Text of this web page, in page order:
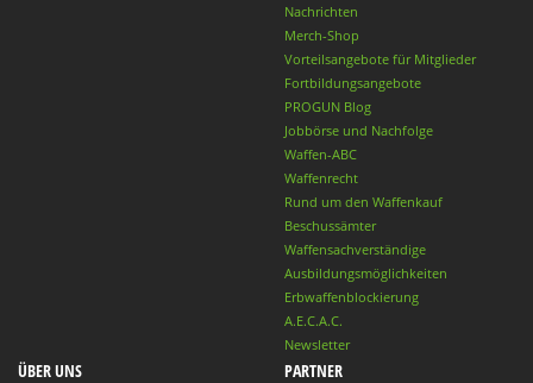
Nachrichten
Merch-Shop
Vorteilsangebote für Mitglieder
Fortbildungsangebote
PROGUN Blog
Jobbörse und Nachfolge
Waffen-ABC
Waffenrecht
Rund um den Waffenkauf
Beschussämter
Waffensachverständige
Ausbildungsmöglichkeiten
Erbwaffenblockierung
A.E.C.A.C.
Newsletter
ÜBER UNS PARTNER